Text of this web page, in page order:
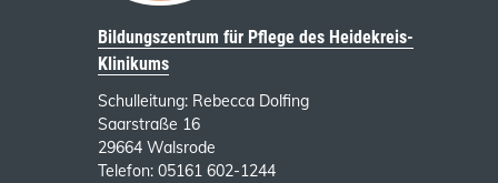
Bildungszentrum für Pflege des Heidekreis-
Klinikums
Schulleitung: Rebecca Dolfing
Saarstraße 16
29664 Walsrode
Telefon: 05161 602-1244